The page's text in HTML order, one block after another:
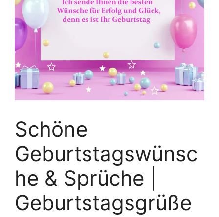
Schöne
Geburtstagswünsc
he & Sprüche |
Geburtstagsgrüße